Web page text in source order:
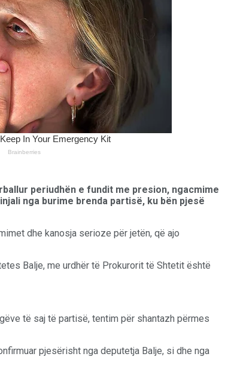
periudhën e fundit me presion, ngacmime
nga burime brenda partisë, ku bën pjesë
dhe kanosja serioze për jetën, që ajo
Balje, me urdhër të Prokurorit të Shtetit është
të saj të partisë, tentim për shantazh përmes
pjesërisht nga deputetja Balje, si dhe nga